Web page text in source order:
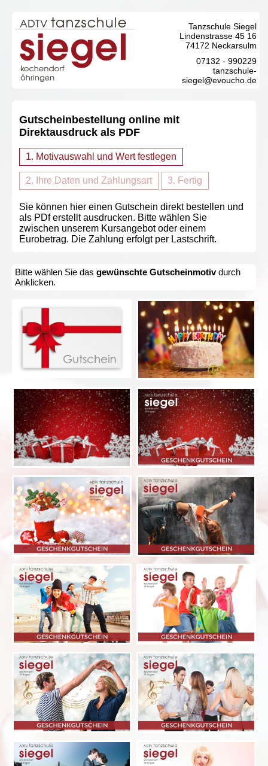
Tanzschule Siegel
Lindenstrasse 45 16
74172 Neckarsulm
07132 - 990229
tanzschule-
siegel@evoucho.de
Gutscheinbestellung online mit
Direktausdruck als PDF
1. Motivauswahl und Wert festlegen
2. Ihre Daten und Zahlungsart 3. Fertig
Sie können hier einen Gutschein direkt bestellen und
als PDf erstellt ausdrucken. Bitte wählen Sie
zwischen unserem Kursangebot oder einem
Eurobetrag. Die Zahlung erfolgt per Lastschrift.
Bitte wählen Sie das gewünschte Gutscheinmotivdurch
Anklicken.